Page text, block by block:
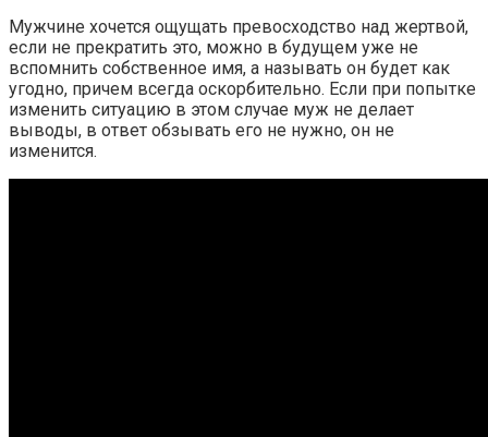
Мужчине хочется ощущать превосходство над жертвой,
если не прекратить это, можно в будущем уже не
вспомнить собственное имя, а называть он будет как
угодно, причем всегда оскорбительно. Если при попытке
изменить ситуацию в этом случае муж не делает
выводы, в ответ обзывать его не нужно, он не
изменится.